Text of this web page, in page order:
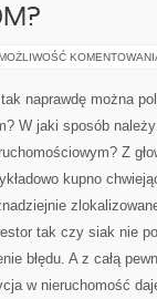
naprawdę można
W jaki sposób
Z
kupno
tak czy siak nie
błędu. A z całą
w nieruchomość